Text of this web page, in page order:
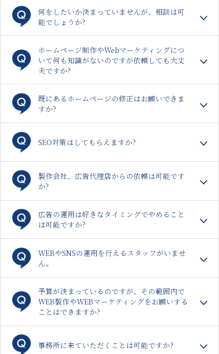
何をしたいか決まっていませんが、相談は可
能でしょうか?
ホームページ制作やWebマーケティングにつ
いて何も知識がないのですが依頼しても大丈
夫ですか?
既にあるホームページの修正はお願いできま
すか?
SEO対策はしてもらえますか?
製作会社、広告代理店からの依頼は可能です
か?
広告の運用は好きなタイミングでやめること
は可能ですか?
WEBやSNSの運用を行えるスタッフがいませ
ん。
予算が決まっているのですが、その範囲内で
WEB製作やWEBマーケティングをお願いする
ことはできますか?
事務所に来ていただくことは可能ですか?